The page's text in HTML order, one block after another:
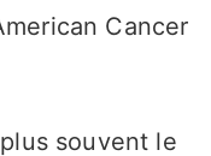
Cancer
souvent le